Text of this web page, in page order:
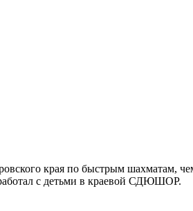
края по быстрым шахматам,
с детьми в краевой СДЮШОР.